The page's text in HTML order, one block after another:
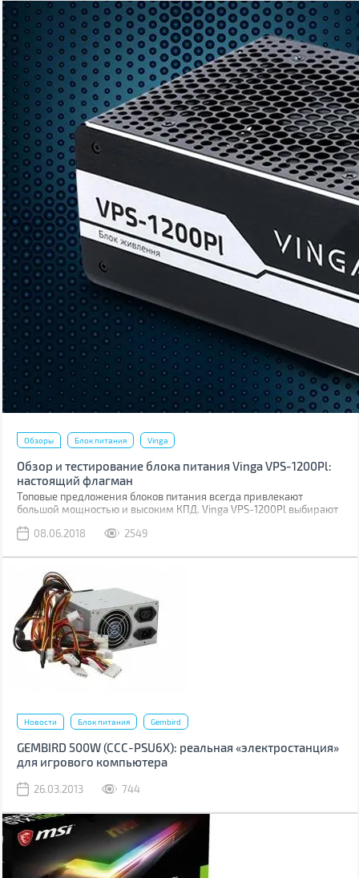
Обзоры Блок питания Vinga
Обзор и тестирование блока питания Vinga VPS-1200Pl:
настоящий флагман
Топовые предложения блоков питания всегда привлекают
большой мощностью и высоким КПД. Vinga VPS-1200Pl выбирают
те же качества, которые нас привлекли в Vinga VPS-650G, в том
08.06.2018 2549
Новости Блок питания Gembird
GEMBIRD 500W (CCC-PSU6X): реальная «электростанция»
для игрового компьютера
26.03.2013 744